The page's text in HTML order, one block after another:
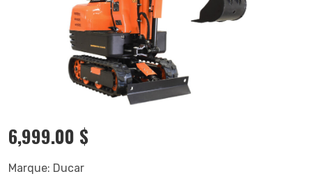
6,999.00 $
Marque: Ducar